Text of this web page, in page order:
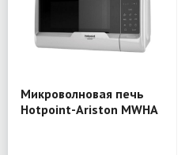
Микроволновая печь
Hotpoint-Ariston MWHA